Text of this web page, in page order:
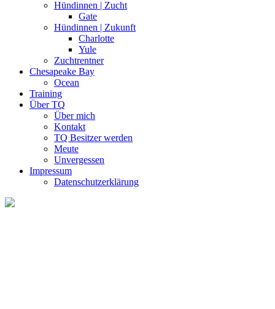
Hündinnen | Zucht
Gate
Hündinnen | Zukunft
Charlotte
Yule
Zuchtrentner
Chesapeake Bay
Ocean
Training
Über TQ
Über mich
Kontakt
TQ Besitzer werden
Meute
Unvergessen
Impressum
Datenschutzerklärung